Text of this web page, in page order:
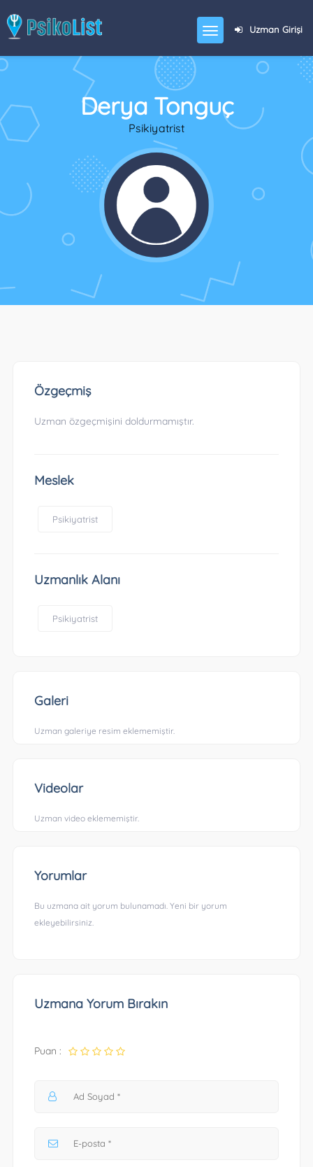
Uzman Girişi
Derya Tonguç
Psikiyatrist
Özgeçmiş
Uzman özgeçmişini doldurmamıştır.
Meslek
Psikiyatrist
Uzmanlık Alanı
Psikiyatrist
Galeri
Uzman galeriye resim eklememiştir.
Videolar
Uzman video eklememiştir.
Yorumlar
Bu uzmana ait yorum bulunamadı. Yeni bir yorum
ekleyebilirsiniz.
Uzmana Yorum Bırakın
Puan :